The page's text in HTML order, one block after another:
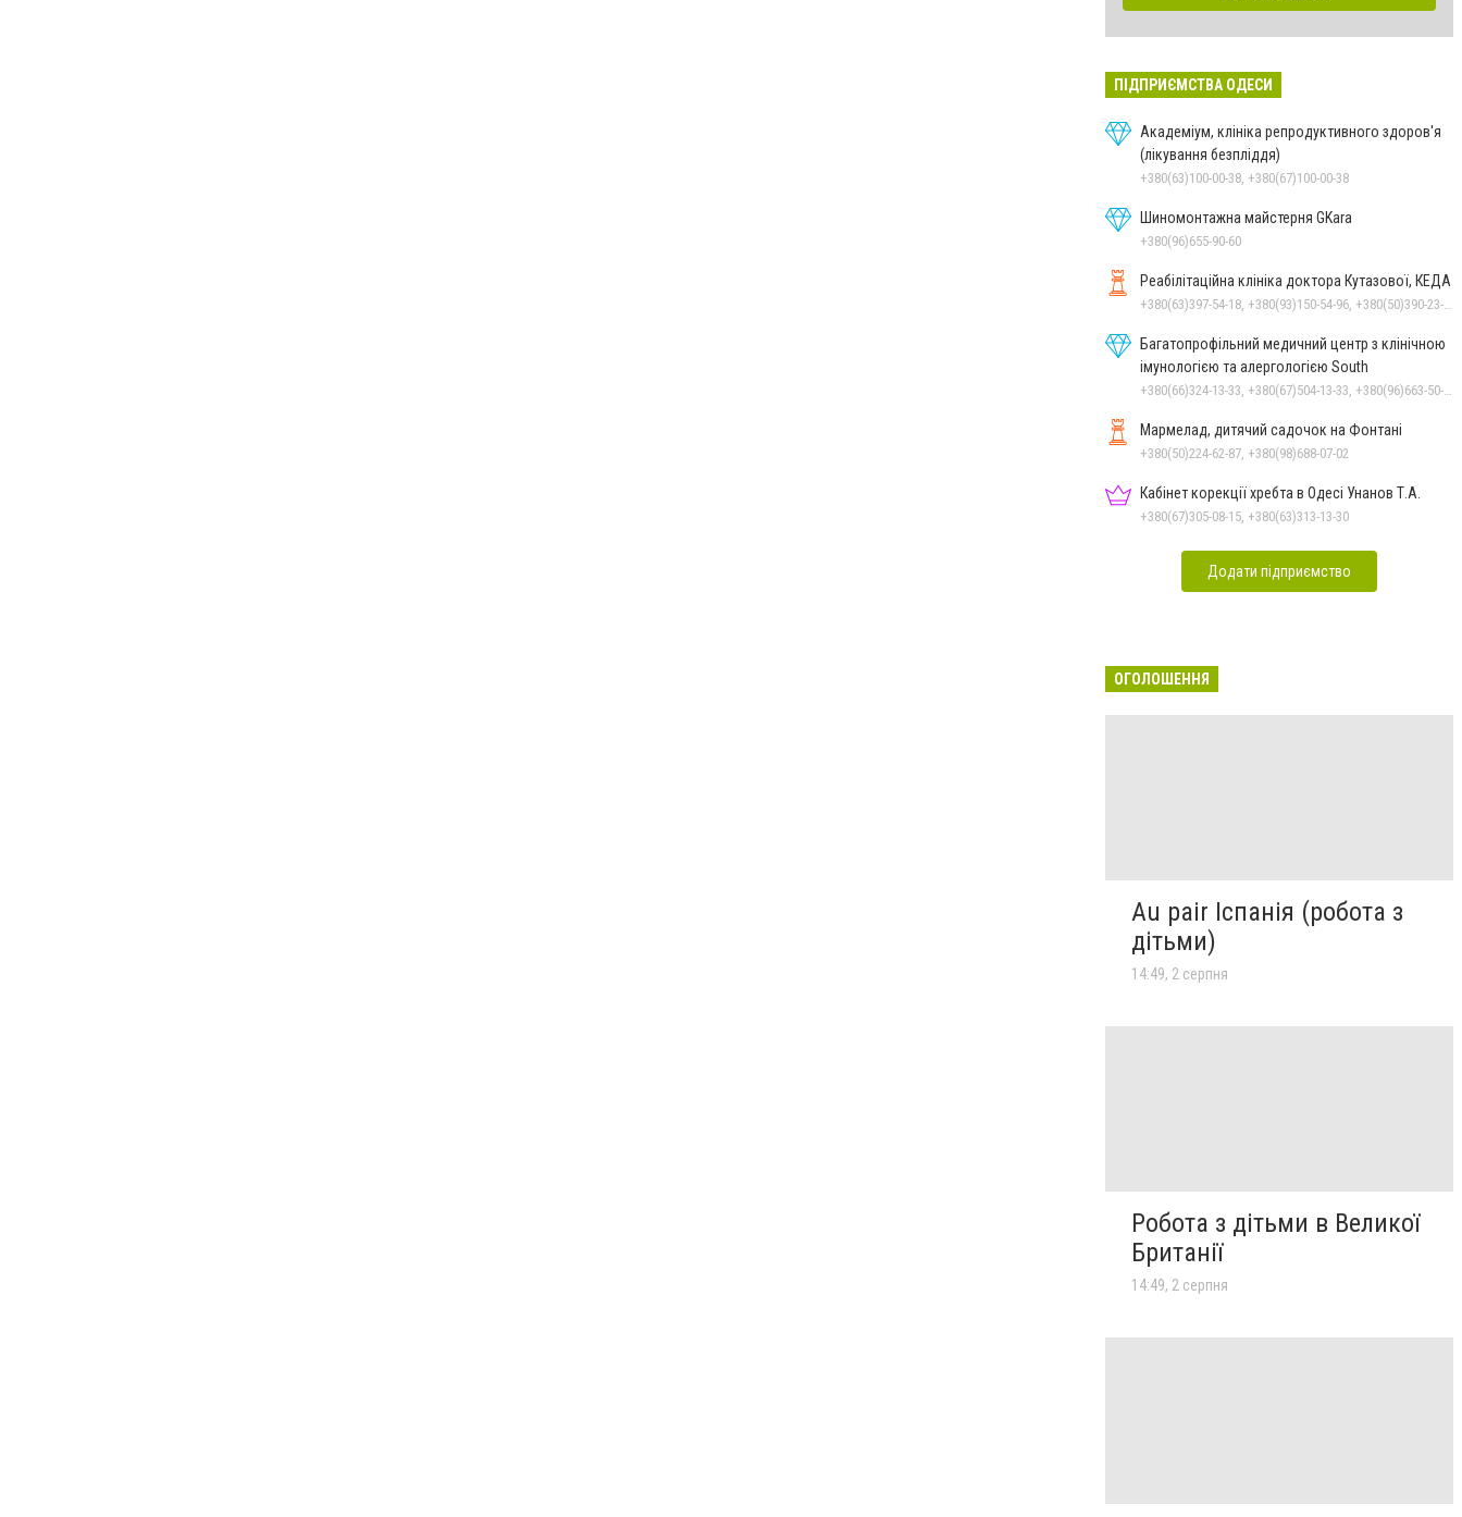
ПІДПРИЄМСТВА ОДЕСИ
Академіум, клініка репродуктивного здоров'я
(лікування безпліддя)
+380(63)100-00-38, +380(67)100-00-38
Шиномонтажна майстерня GKara
+380(96)655-90-60
Реабілітаційна клініка доктора Кутазової, КЕДА
Багатопрофільний медичний центр з клінічною
імунологією та алергологією South
Мармелад, дитячий садочок на Фонтані
+380(50)224-62-87, +380(98)688-07-02
Кабінет корекції хребта в Одесі Унанов Т.А.
+380(67)305-08-15, +380(63)313-13-30
Додати підприємство
ОГОЛОШЕННЯ
Au pair Іспанія (робота з
дітьми)
14:49, 2 серпня
Робота з дітьми в Великої
Британії
14:49, 2 серпня